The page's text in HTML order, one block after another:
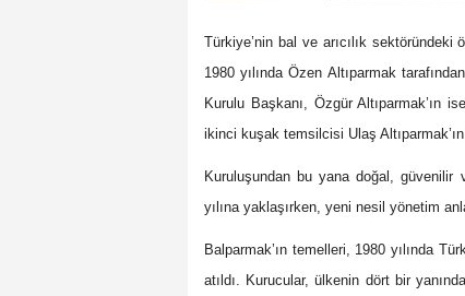
Türkiye’nin bal ve arıcılık
1980 yılında Özen Altıparmak
Kurulu Başkanı, Özgür Altıparmak’ın
ikinci kuşak temsilcisi Ulaş
Kuruluşundan bu yana doğal,
yılına yaklaşırken, yeni nesil yönetim
Balparmak’ın temelleri, 1980 yılında
atıldı. Kurucular, ülkenin dört bir